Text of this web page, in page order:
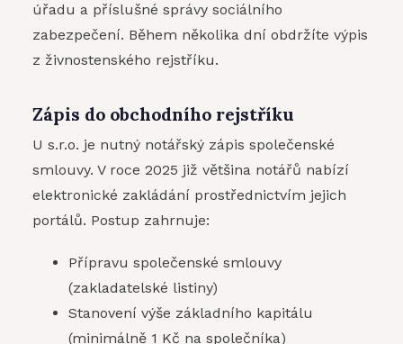
úřadu a příslušné správy sociálního
zabezpečení. Během několika dní obdržíte výpis
z živnostenského rejstříku.
Zápis do obchodního rejstříku
U s.r.o. je nutný notářský zápis společenské
smlouvy. V roce 2025 již většina notářů nabízí
elektronické zakládání prostřednictvím jejich
portálů. Postup zahrnuje:
Přípravu společenské smlouvy
(zakladatelské listiny)
Stanovení výše základního kapitálu
(minimálně 1 Kč na společníka)